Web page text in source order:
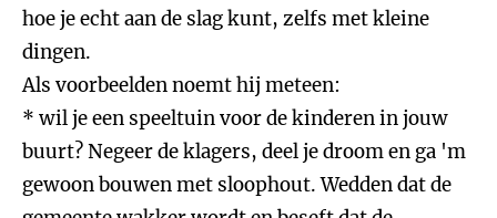
hoe je echt aan de slag kunt, zelfs met kleine
dingen.
Als voorbeelden noemt hij meteen:
* wil je een speeltuin voor de kinderen in jouw
buurt? Negeer de klagers, deel je droom en ga 'm
gewoon bouwen met sloophout. Wedden dat de